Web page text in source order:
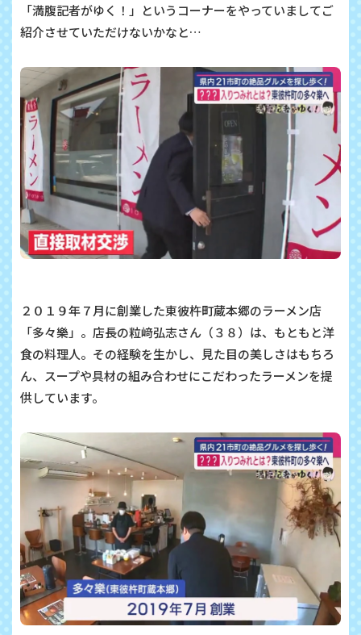
「満腹記者がゆく！」というコーナーをやっていましてご
紹介させていただけないかなと…
２０１９年７月に創業した東彼杵町蔵本郷のラーメン店
「多々樂」。店長の粒﨑弘志さん（３８）は、もともと洋
食の料理人。その経験を生かし、見た目の美しさはもちろ
ん、スープや具材の組み合わせにこだわったラーメンを提
供しています。